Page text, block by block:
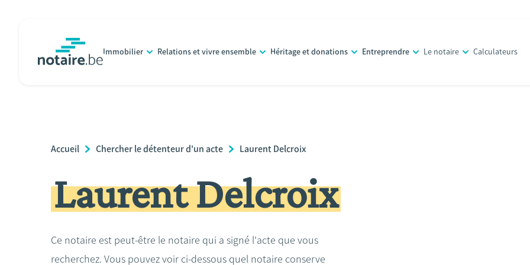
principal
Immobilier Relations et vivre ensemble Héritage et donations Entreprendre Le notaire Calculateurs
Breadcrumb
Accueil Chercher le détenteur d'un acte Laurent Delcroix
Laurent Delcroix
Ce notaire est peut-être le notaire qui a signé l'acte que vous
recherchez. Vous pouvez voir ci-dessous quel notaire conserve